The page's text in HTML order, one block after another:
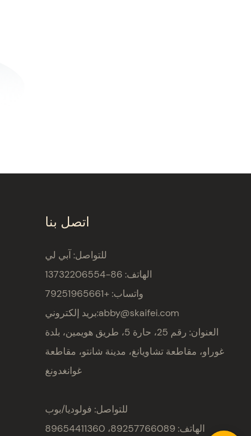
اتصل بنا
للتواصل: آبي لي
الهاتف: 86-13732206554
واتساب: +79251965661
بريد إلكتروني:abby@skaifei.com
العنوان:
رقم 25، حارة 5، طريق هويمين، بلدة
غوراو، مقاطعة تشاويانغ، مدينة شانتو، مقاطعة
غوانغدونغ
للتواصل: فولوديا/بوب
الهاتف: 89257766089، 89654411360